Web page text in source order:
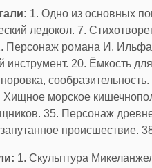
1. Одно из основных
ледокол. 7.
Персонаж романа И. Ильфа
инструмент. 20. Ёмкость
морское
35. Персонаж
происшествие.
1. Скульптура